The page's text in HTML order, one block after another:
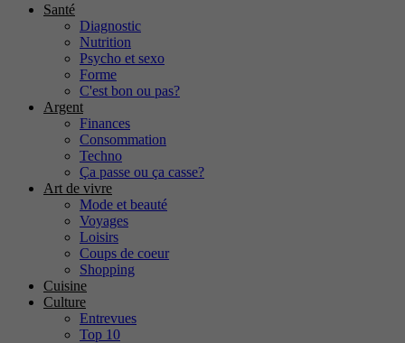
Santé
Diagnostic
Nutrition
Psycho et sexo
Forme
C'est bon ou pas?
Argent
Finances
Consommation
Techno
Ça passe ou ça casse?
Art de vivre
Mode et beauté
Voyages
Loisirs
Coups de coeur
Shopping
Cuisine
Culture
Entrevues
Top 10